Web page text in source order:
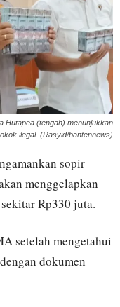
Hutapea (tengah) menunjukkan
ilegal. (Rasyid/bantennews)
sopir
menggelapkan
Rp330 juta.
setelah mengetahui
dokumen